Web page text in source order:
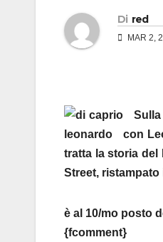
Di red
MAR 2,
Sulla
con
tratta la storia del
Street,
è al 10/mo posto
{fcomment}